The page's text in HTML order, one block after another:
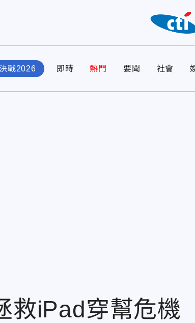
決戰2026 即時 熱門 要聞 社會
救iPad穿幫危機